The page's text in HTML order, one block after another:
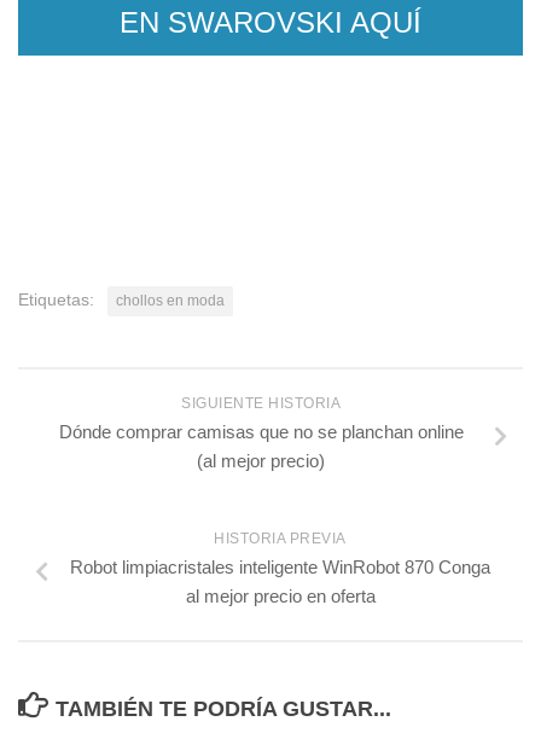
EN SWAROVSKI AQUÍ
Etiquetas: chollos en moda
SIGUIENTE HISTORIA
Dónde comprar camisas que no se planchan online
(al mejor precio)
HISTORIA PREVIA
Robot limpiacristales inteligente WinRobot 870 Conga
al mejor precio en oferta
TAMBIÉN TE PODRÍA GUSTAR...